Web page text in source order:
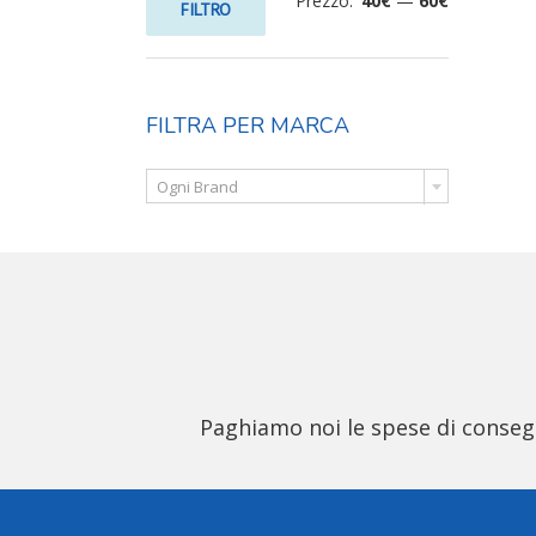
FILTRO
FILTRA PER MARCA
Ogni Brand
Paghiamo noi le spese di